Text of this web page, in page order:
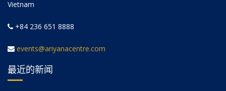
Vietnam
+84 236 651 8888
events@ariyanacentre.com
最近的新闻